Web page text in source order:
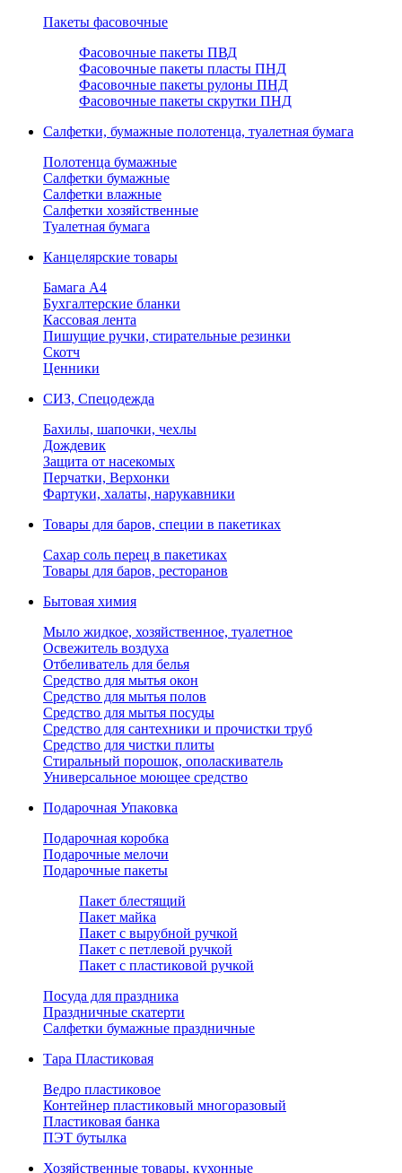
Пакеты фасовочные
Фасовочные пакеты ПВД
Фасовочные пакеты пласты ПНД
Фасовочные пакеты рулоны ПНД
Фасовочные пакеты скрутки ПНД
Салфетки, бумажные полотенца, туалетная бумага
Полотенца бумажные
Салфетки бумажные
Салфетки влажные
Салфетки хозяйственные
Туалетная бумага
Канцелярские товары
Бамага А4
Бухгалтерские бланки
Кассовая лента
Пишущие ручки, стирательные резинки
Скотч
Ценники
СИЗ, Спецодежда
Бахилы, шапочки, чехлы
Дождевик
Защита от насекомых
Перчатки, Верхонки
Фартуки, халаты, нарукавники
Товары для баров, специи в пакетиках
Сахар соль перец в пакетиках
Товары для баров, ресторанов
Бытовая химия
Мыло жидкое, хозяйственное, туалетное
Освежитель воздуха
Отбеливатель для белья
Средство для мытья окон
Средство для мытья полов
Средство для мытья посуды
Средство для сантехники и прочистки труб
Средство для чистки плиты
Стиральный порошок, ополаскиватель
Универсальное моющее средство
Подарочная Упаковка
Подарочная коробка
Подарочные мелочи
Подарочные пакеты
Пакет блестящий
Пакет майка
Пакет с вырубной ручкой
Пакет с петлевой ручкой
Пакет с пластиковой ручкой
Посуда для праздника
Праздничные скатерти
Салфетки бумажные праздничные
Тара Пластиковая
Ведро пластиковое
Контейнер пластиковый многоразовый
Пластиковая банка
ПЭТ бутылка
Хозяйственные товары, кухонные